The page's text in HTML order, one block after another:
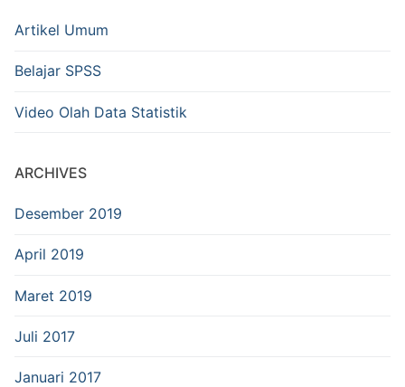
Artikel Umum
Belajar SPSS
Video Olah Data Statistik
ARCHIVES
Desember 2019
April 2019
Maret 2019
Juli 2017
Januari 2017